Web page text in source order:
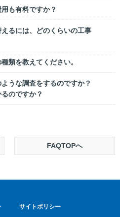
も有料ですか？
るには、どのくらいの工事
類を教えてください。
うな調査をするのですか？
のですか？
FAQTOPへ
サイトポリシー